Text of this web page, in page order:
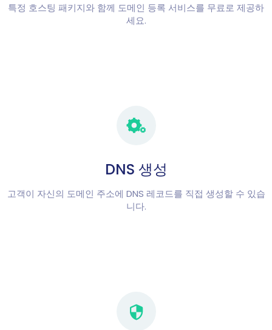
특정 호스팅 패키지와 함께 도메인 등록 서비스를 무료로 제공하
세요.
DNS 생성
고객이 자신의 도메인 주소에 DNS 레코드를 직접 생성할 수 있습
니다.